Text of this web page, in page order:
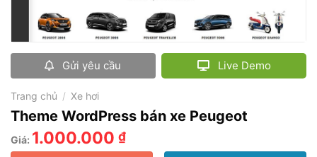
Gửi yêu cầu Live Demo
Trang chủ / Xe hơi
Theme WordPress bán xe Peugeot
Giá: 1.000.000 ₫